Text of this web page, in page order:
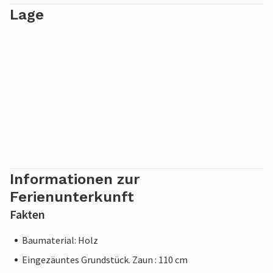
ausklingen.
Lage
Informationen zur
Ferienunterkunft
Fakten
Baumaterial: Holz
Eingezäuntes Grundstück. Zaun : 110 cm